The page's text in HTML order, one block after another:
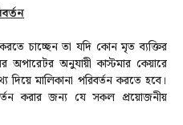
চাচ্ছেন তা যদি কোন মৃত ব্যক্তির
অপারেটর অনুযায়ী কাস্টমার কেয়ারে
দিয়ে মালিকানা পরিবর্তন করতে হবে।
করার জন্য যে সকল প্রয়োজনীয়